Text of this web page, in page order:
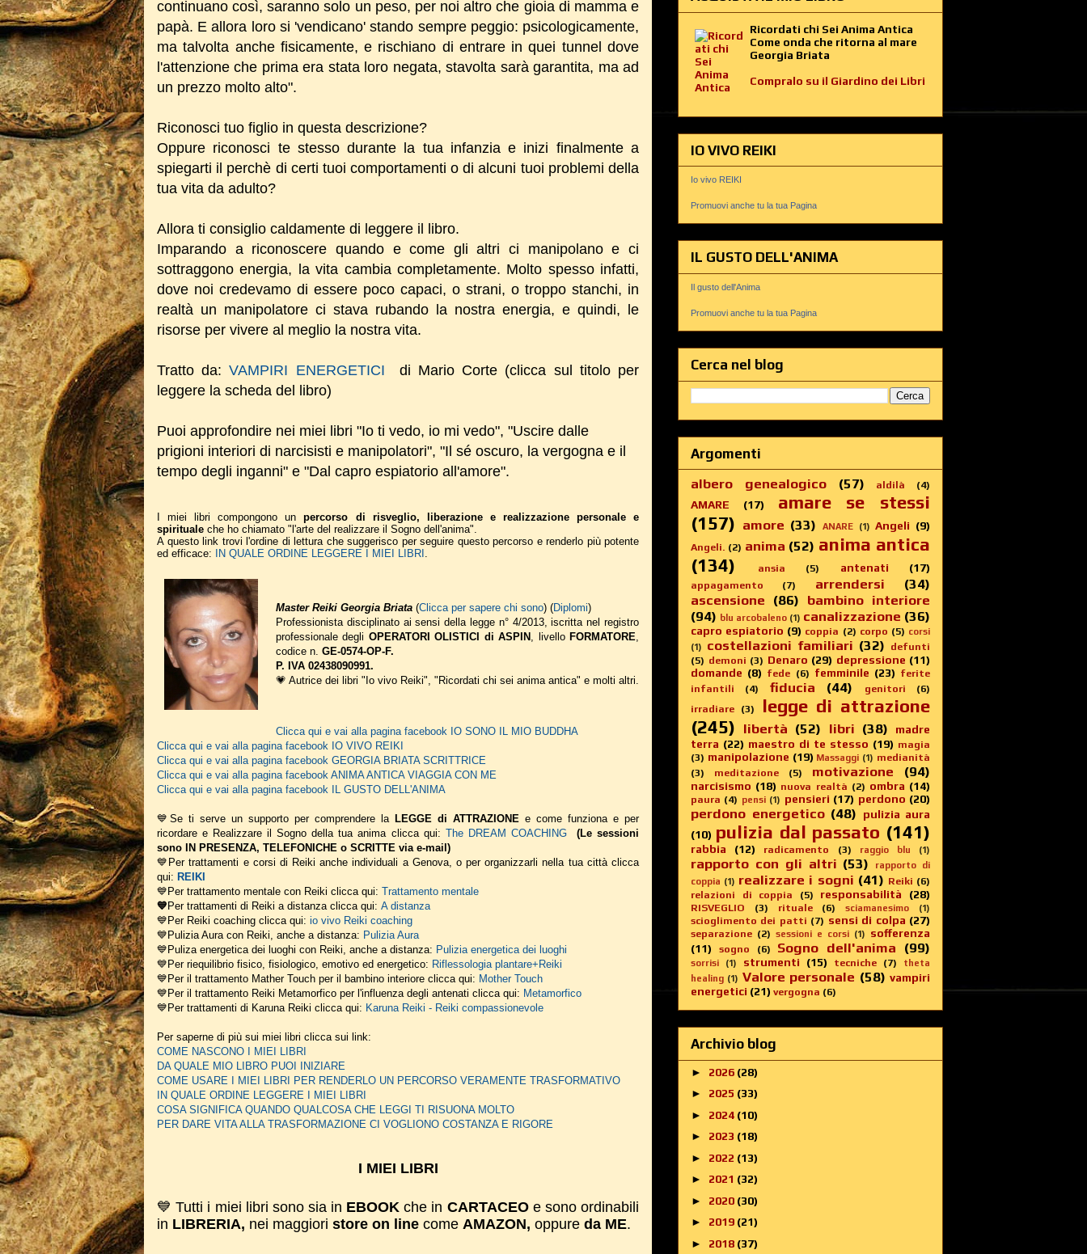
continuano così, saranno solo un peso, per noi altro che gioia di mamma e
papà. E allora loro si 'vendicano' stando sempre peggio: psicologicamente,
ma talvolta anche fisicamente, e rischiano di entrare in quei tunnel dove
l'attenzione che prima era stata loro negata, stavolta sarà garantita, ma ad
un prezzo molto alto".
Riconosci tuo figlio in questa descrizione?
Oppure riconosci te stesso durante la tua infanzia e inizi finalmente a
spiegarti il perchè di certi tuoi comportamenti o di alcuni tuoi problemi della
tua vita da adulto?
Allora ti consiglio caldamente di leggere il libro.
Imparando a riconoscere quando e come gli altri ci manipolano e ci
sottraggono energia, la vita cambia completamente. Molto spesso infatti,
dove noi credevamo di essere poco capaci, o strani, o troppo stanchi, in
realtà un manipolatore ci stava rubando la nostra energia, e quindi, le
risorse per vivere al meglio la nostra vita.
Tratto da:VAMPIRI ENERGETICI
di Mario Corte (clicca sul titolo per
leggere la scheda del libro)
Puoi approfondire nei miei libri "Io ti vedo, io mi vedo", "Uscire dalle
prigioni interiori di narcisisti e manipolatori", "Il sé oscuro, la vergogna e il
tempo degli inganni" e "Dal capro espiatorio all'amore".
I miei libri compongono unpercorso di risveglio, liberazione e realizzazione personale e
spirituale che ho chiamato "l'arte del realizzare il Sogno dell'anima".
A questo link trovi l'ordine di lettura che suggerisco per seguire questo percorso e renderlo più potente
ed efficace:
IN QUALE ORDINE LEGGERE I MIEI LIBRI .
Master Reiki Georgia Briata (Clicca per sapere chi sono) (Diplomi)
Professionista disciplinato ai sensi della legge n° 4/2013, iscritta nel registro
professionale degli OPERATORI OLISTICI di ASPIN , livello FORMATORE,
codice n. GE-0574-OP-F.
P. IVA 02438090991.
💗 Autrice dei libri "Io vivo Reiki", "Ricordati chi sei anima antica" e molti altri.
Clicca qui e vai alla pagina facebook IO SONO IL MIO BUDDHA
Clicca qui e vai alla pagina facebook IO VIVO REIKI
Clicca qui e vai alla pagina facebook GEORGIA BRIATA SCRITTRICE
Clicca qui e vai alla pagina facebook ANIMA ANTICA VIAGGIA CON ME
Clicca qui e vai alla pagina facebook IL GUSTO DELL'ANIMA
💙Se ti serve un supporto per comprendere laLEGGE di ATTRAZIONE e come funziona e per
ricordare e Realizzare il Sogno della tua anima clicca qui: The DREAM COACHING
(Le sessioni
sono IN PRESENZA, TELEFONICHE o SCRITTE via e-mail)
💙Per trattamenti e corsi di Reiki anche individuali a Genova, o per organizzarli nella tua città clicca
qui: REIKI
💙Per trattamento mentale con Reiki clicca qui: Trattamento mentale
💙 Per trattamenti di Reiki a distanza clicca qui: A distanza
💙Per Reiki coaching clicca qui: io vivo Reiki coaching
💙Pulizia Aura con Reiki, anche a distanza: Pulizia Aura
💙Puliza energetica dei luoghi con Reiki, anche a distanza: Pulizia energetica dei luoghi
💙Per riequilibrio fisico, fisiologico, emotivo ed energetico: Riflessologia plantare+Reiki
💙Per il trattamento Mather Touch per il bambino interiore clicca qui: Mother Touch
💙Per il trattamento Reiki Metamorfico per l'influenza degli antenati clicca qui: Metamorfico
💙Per trattamenti di Karuna Reiki clicca qui: Karuna Reiki - Reiki compassionevole
Per saperne di più sui miei libri clicca sui link:
COME NASCONO I MIEI LIBRI
DA QUALE MIO LIBRO PUOI INIZIARE
COME USARE I MIEI LIBRI PER RENDERLO UN PERCORSO VERAMENTE TRASFORMATIVO
IN QUALE ORDINE LEGGERE I MIEI LIBRI
COSA SIGNIFICA QUANDO QUALCOSA CHE LEGGI TI RISUONA MOLTO
PER DARE VITA ALLA TRASFORMAZIONE CI VOGLIONO COSTANZA E RIGORE
I MIEI LIBRI
💙 Tutti i miei libri sono sia in EBOOKche in CARTACEO e sono ordinabili
in LIBRERIA, nei maggiori store on line come AMAZON, oppure da ME.
Ricordati chi Sei Anima Antica
Come onda che ritorna al mare
Georgia Briata
Compralo su il Giardino dei Libri
IO VIVO REIKI
Io vivo REIKI
Promuovi anche tu la tua Pagina
IL GUSTO DELL'ANIMA
Il gusto dell'Anima
Promuovi anche tu la tua Pagina
Cerca nel blog
Argomenti
albero genealogico
(57) aldilà (4)
AMARE (17)
amare se stessi
(157) amore (33) ANARE (1) Angeli (9)
Angeli. (2) anima (52) anima antica
(134)
ansia (5) antenati (17)
appagamento (7) arrendersi
(34)
ascensione (86) bambino interiore
(94) blu arcobaleno (1) canalizzazione (36)
capro espiatorio (9) coppia (2) corpo (5) corsi
(1)
costellazioni familiari (32) defunti
(5) demoni (3) Denaro (29) depressione (11)
domande (8) fede (6) femminile (23) ferite
infantili
(4) fiducia (44) genitori
(6)
irradiare (3)
legge di attrazione
(245) libertà (52) libri (38)
madre
terra (22) maestro di te stesso (19) magia
(3) manipolazione (19) Massaggi (1) medianità
(3)
meditazione (5) motivazione (94)
narcisismo (18) nuova realtà (2) ombra (14)
paura (4) pensi (1) pensieri (17) perdono (20)
perdono energetico (48)
pulizia aura
(10) pulizia dal passato (141)
rabbia (12) radicamento (3) raggio blu (1)
rapporto con gli altri (53)
rapporto di
coppia (1) realizzare i sogni (41) Reiki (6)
relazioni di coppia
(5) responsabilità (28)
RISVEGLIO (3) rituale (6) sciamanesimo (1)
scioglimento dei patti (7) sensi di colpa (27)
separazione (2) sessioni e corsi (1)
sofferenza
(11)
sogno (6) Sogno dell'anima (99)
sorrisi (1) strumenti (15) tecniche (7)
theta
healing (1) Valore personale (58) vampiri
energetici (21) vergogna (6)
Archivio blog
► 2026 (28)
► 2025 (33)
► 2024 (10)
► 2023 (18)
► 2022 (13)
► 2021 (32)
► 2020 (30)
► 2019 (21)
► 2018 (37)